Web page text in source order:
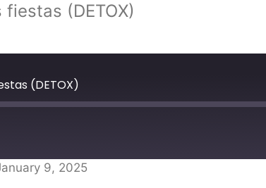
(DETOX)
(DETOX)
9, 2025